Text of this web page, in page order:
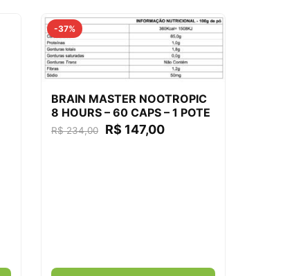
-37%
BRAIN MASTER NOOTROPIC
8 HOURS – 60 CAPS – 1 POTE
R$234,00 R$ 147,00